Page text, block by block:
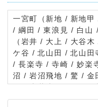
一宮町（新地 / 新地
/ 綱田 / 東浪見 / 白山
（岩井 / 大上 / 大谷
ケ谷 / 北山田 / 北山
/ 長楽寺 / 寺崎 / 妙楽
沼 / 岩沼飛地 / 驚 / 金
郷 / 七井土 / 信友 /
一松丁 / 一松戊 / 一